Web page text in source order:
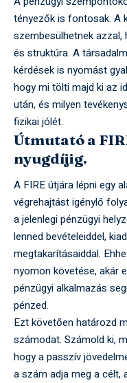
tényezők is fontosak. A
szembesülhetnek
és struktúra. A
kérdések is nyomást
hogy mi tölti majd ki az
után, és milyen
fizikai jólét.
Útmutató a
nyugdíjig.
A FIRE útjára lépni egy
végrehajtást igénylő
a jelenlegi pénzügyi
lenned bevételeiddel,
megtakarításaiddal.
nyomon követése, akár
pénzügyi alkalmazás
pénzed.
Ezt követően határozd
számodat. Számold ki,
hogy a passzív
a szám adja meg a célt,